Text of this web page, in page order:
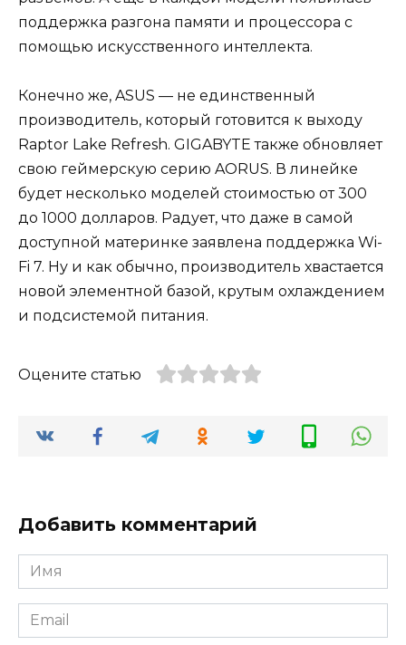
поддержка разгона памяти и процессора с
помощью искусственного интеллекта.
Конечно же, ASUS — не единственный
производитель, который готовится к выходу
Raptor Lake Refresh. GIGABYTE также обновляет
свою геймерскую серию AORUS. В линейке
будет несколько моделей стоимостью от 300
до 1000 долларов. Радует, что даже в самой
доступной материнке заявлена поддержка Wi-
Fi 7. Ну и как обычно, производитель хвастается
новой элементной базой, крутым охлаждением
и подсистемой питания.
Оцените статью
Добавить комментарий
Имя
Email